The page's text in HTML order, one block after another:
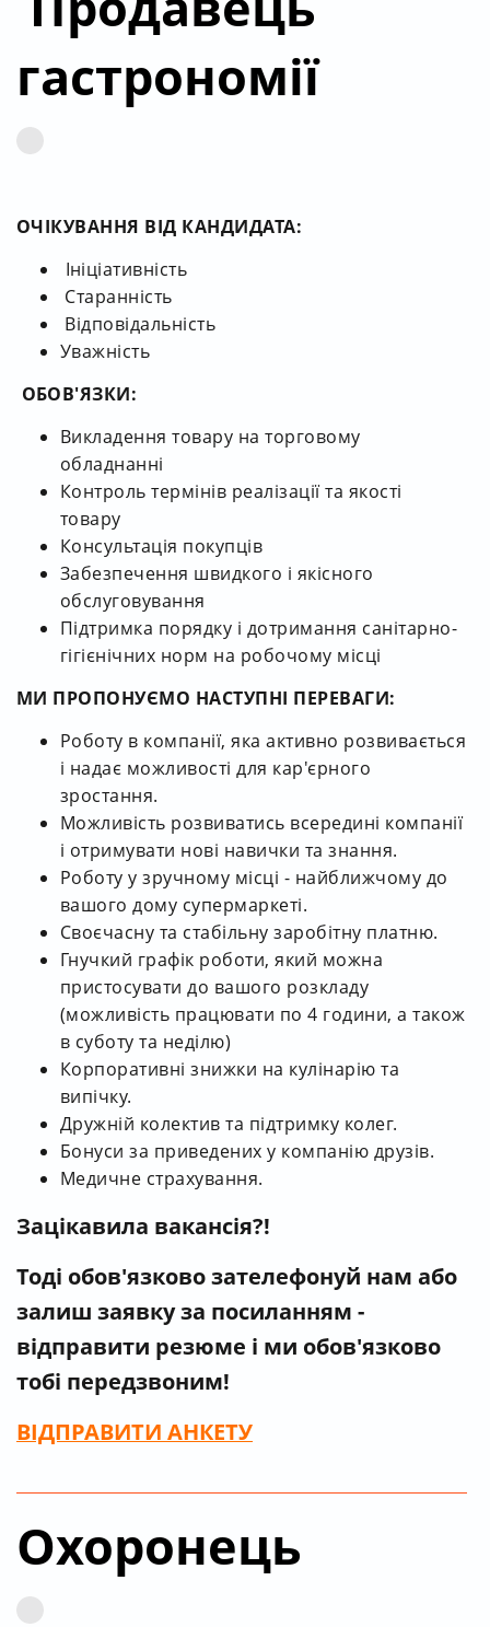
гастрономії
ОЧІКУВАННЯ ВІД КАНДИДАТА:
Ініціативність
Старанність
Відповідальність
Уважність
ОБОВ'ЯЗКИ:
Викладення товару на торговому
обладнанні
Контроль термінів реалізації та якості
товару
Консультація покупців
Забезпечення швидкого і якісного
обслуговування
Підтримка порядку і дотримання санітарно-
гігієнічних норм на робочому місці
МИ ПРОПОНУЄМО НАСТУПНІ ПЕРЕВАГИ:
Роботу в компанії, яка активно розвивається
і надає можливості для кар'єрного
зростання.
Можливість розвиватись всередині компанії
і отримувати нові навички та знання.
Роботу у зручному місці - найближчому до
вашого дому супермаркеті.
Своєчасну та стабільну заробітну платню.
Гнучкий графік роботи, який можна
пристосувати до вашого розкладу
(можливість працювати по 4 години, а також
в суботу та неділю)
Корпоративні знижки на кулінарію та
випічку.
Дружній колектив та підтримку колег.
Бонуси за приведених у компанію друзів.
Медичне страхування.
Зацікавила вакансія?!
Тоді обов'язково зателефонуй нам або
залиш заявку за посиланням -
відправити резюме і ми обов'язково
тобі передзвоним!
ВІДПРАВИТИ АНКЕТУ
Охоронець